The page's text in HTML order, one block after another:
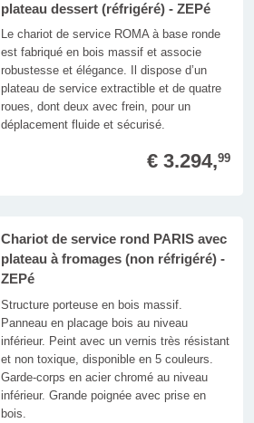
plateau dessert (réfrigéré) - ZEPé
Le chariot de service ROMA à base ronde
est fabriqué en bois massif et associe
robustesse et élégance. Il dispose d’un
plateau de service extractible et de quatre
roues, dont deux avec frein, pour un
déplacement fluide et sécurisé.
€ 3.294,99
Chariot de service rond PARIS avec
plateau à fromages (non réfrigéré) -
ZEPé
Structure porteuse en bois massif.
Panneau en placage bois au niveau
inférieur. Peint avec un vernis très résistant
et non toxique, disponible en 5 couleurs.
Garde-corps en acier chromé au niveau
inférieur. Grande poignée avec prise en
bois.